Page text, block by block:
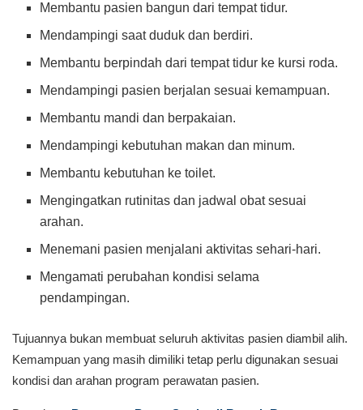
Membantu pasien bangun dari tempat tidur.
Mendampingi saat duduk dan berdiri.
Membantu berpindah dari tempat tidur ke kursi roda.
Mendampingi pasien berjalan sesuai kemampuan.
Membantu mandi dan berpakaian.
Mendampingi kebutuhan makan dan minum.
Membantu kebutuhan ke toilet.
Mengingatkan rutinitas dan jadwal obat sesuai
arahan.
Menemani pasien menjalani aktivitas sehari-hari.
Mengamati perubahan kondisi selama
pendampingan.
Tujuannya bukan membuat seluruh aktivitas pasien diambil alih.
Kemampuan yang masih dimiliki tetap perlu digunakan sesuai
kondisi dan arahan program perawatan pasien.